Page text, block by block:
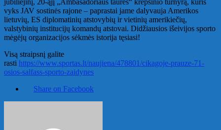
vyks JAV sostinės rajone – paprastai jame dalyvauja Amerikos
lietuvių, ES diplomatinių atstovybių ir vietinių amerikiečių,
valstybinių institucijų komandų atstovai. Didžiausios išeivijos sporto
mėgėjų organizacijos sėkmės istorija tęsiasi!
Visą straipsnį galite
rasti https://www.sportas.lt/naujiena/478801/cikagoje-prauze-71-
osios-salfass-sporto-zaidynes
Share on Facebook